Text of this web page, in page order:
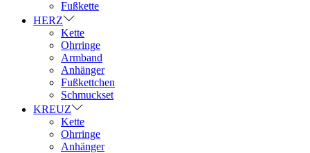
Fußkette
HERZ
Kette
Ohrringe
Armband
Anhänger
Fußkettchen
Schmuckset
KREUZ
Kette
Ohrringe
Anhänger